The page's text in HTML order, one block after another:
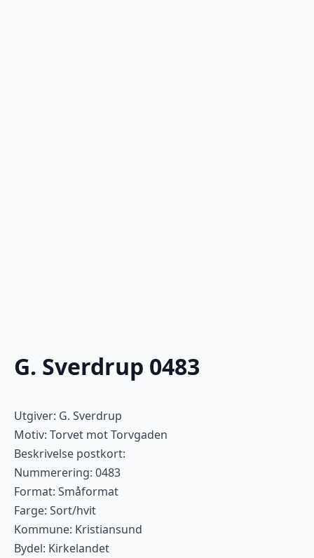
G. Sverdrup 0483
Utgiver: G. Sverdrup
Motiv: Torvet mot Torvgaden
Beskrivelse postkort:
Nummerering: 0483
Format: Småformat
Farge: Sort/hvit
Kommune: Kristiansund
Bydel: Kirkelandet